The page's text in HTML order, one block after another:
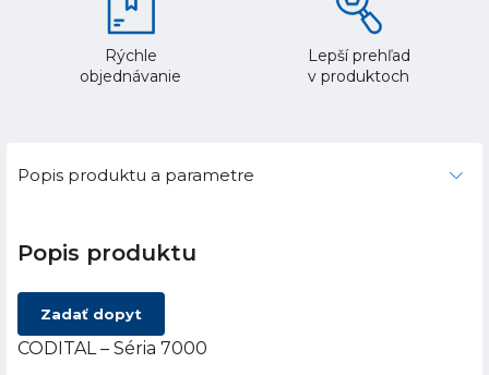
Rýchle
objednávanie
Lepší prehľad
v produktoch
Popis produktu a parametre
Popis produktu
Zadať dopyt
CODITAL – Séria 7000